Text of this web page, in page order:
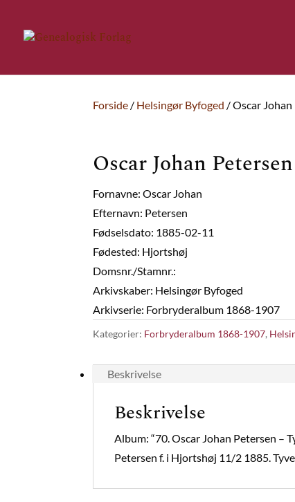
Forside / Helsingør Byfoged / Oscar
Oscar Johan Petersen
Fornavne: Oscar Johan
Efternavn: Petersen
Fødselsdato: 1885-02-11
Fødested: Hjortshøj
Domsnr./Stamnr.:
Arkivskaber: Helsingør Byfoged
Arkivserie: Forbryderalbum 1868-1907
Kategorier: Forbryderalbum 1868-1907,
Beskrivelse
Beskrivelse
Album: “70. Oscar Johan Petersen –
Petersen f. i Hjortshøj 11/2 1885.